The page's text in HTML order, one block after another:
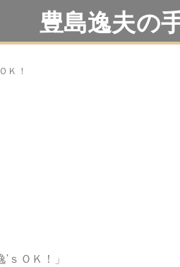
豊島逸夫の
Ｋ！
ｓＯＫ！」